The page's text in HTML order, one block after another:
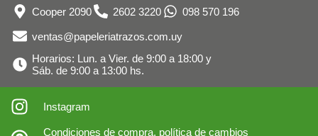
Cooper 2090 2602 3220 098 570 196
ventas@papeleriatrazos.com.uy
Horarios: Lun. a Vier. de 9:00 a 18:00 y
Sáb. de 9:00 a 13:00 hs.
Instagram
Condiciones de compra, política de cambios